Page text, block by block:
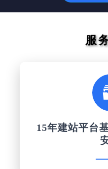
服
15年建站平台